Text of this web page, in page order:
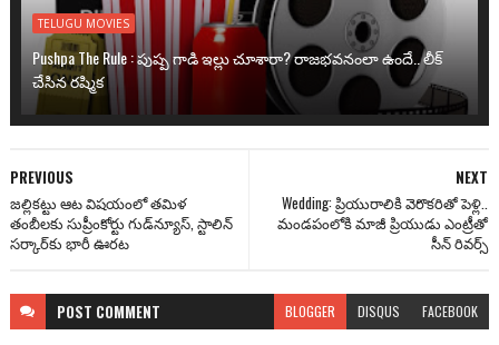
TELUGU MOVIES
Pushpa The Rule : పుష్ప గాడి ఇల్లు చూశారా? రాజభవనంలా ఉందే.. లీక్
చేసిన రష్మిక
NEXT
Wedding: ప్రియురాలికి వెరొకరితో పెళ్లి..
మండపంలోకి మాజీ ప్రియుడు ఎంట్రీతో
సీన్ రివర్స్
PREVIOUS
జల్లికట్టు ఆట విషయంలో తమిళ
తంబీలకు సుప్రీంకోర్టు గుడ్‌న్యూస్, స్టాలిన్
సర్కార్‌కు భారీ ఊరట
POST COMMENT BLOGGER DISQUS FACEBOOK